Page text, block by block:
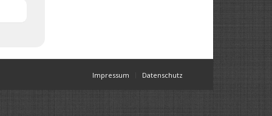
Impressum Datenschutz